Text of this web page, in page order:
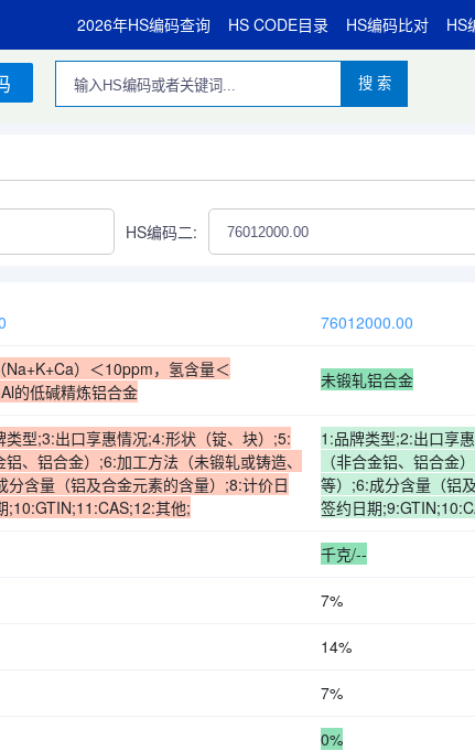
2026年HS编码查询 HS CODE目录 HS编码比对 HS
搜 索
HS编码二:
76012000.00
Na+K+Ca）＜10ppm，氢含量＜
的低碱精炼铝合金
未锻轧铝合金
类型;3:出口享惠情况;4:形状（锭、块）;5:
、铝合金）;6:加工方法（未锻轧或铸造、
分含量（铝及合金元素的含量）;8:计价日
;10:GTIN;11:CAS;12:其他;
1:品牌类型;2:出口享
（非合金铝、铝合金
等）;6:成分含量（铝
签约日期
千克/--
7%
14%
7%
0%